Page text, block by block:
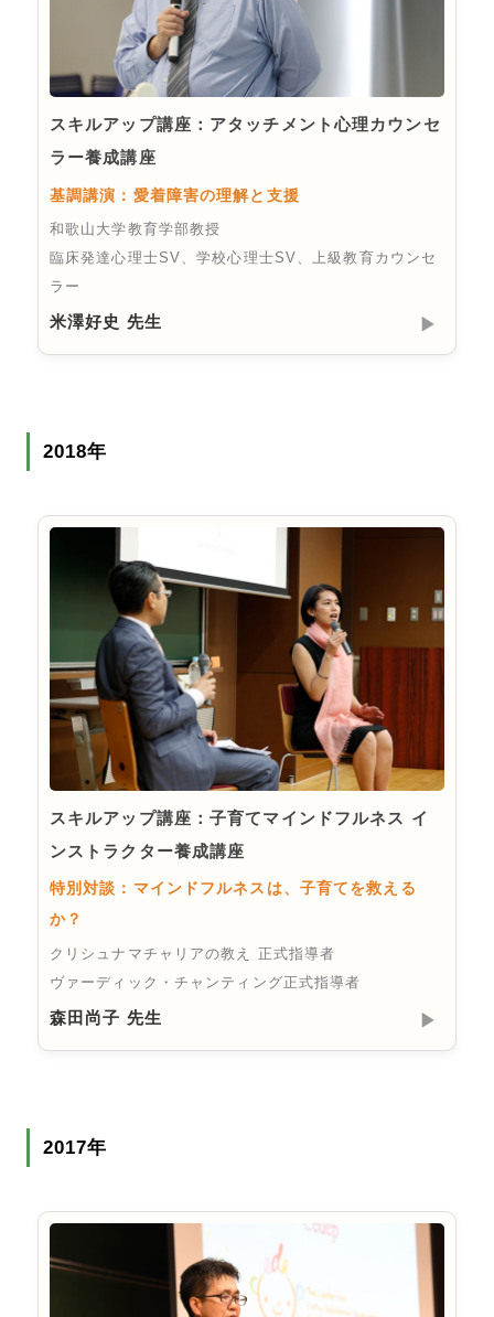
スキルアップ講座：アタッチメント心理カウンセ
ラー養成講座
基調講演：愛着障害の理解と支援
和歌山大学教育学部教授
臨床発達心理士SV、学校心理士SV、上級教育カウンセ
ラー
米澤好史 先生 ▶︎
2018年
スキルアップ講座：子育てマインドフルネス イ
ンストラクター養成講座
特別対談：マインドフルネスは、子育てを救える
か？
クリシュナマチャリアの教え 正式指導者
ヴァーディック・チャンティング正式指導者
森田尚子 先生 ▶︎
2017年